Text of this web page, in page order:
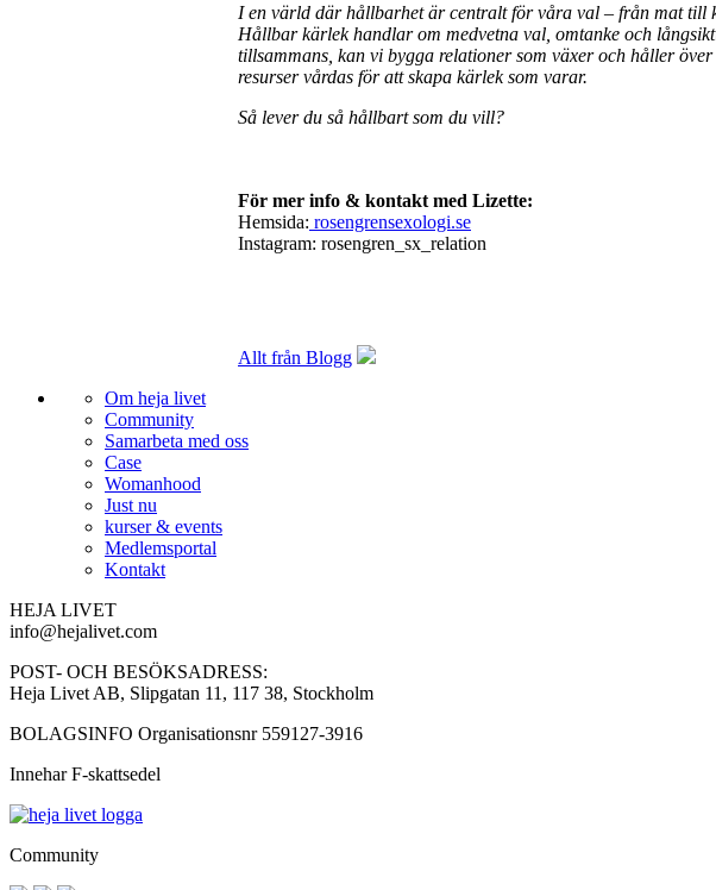
I en värld där hållbarhet är centralt för våra val – från mat till
Hållbar kärlek handlar om medvetna val, omtanke och
tillsammans, kan vi bygga relationer som växer och håller
resurser vårdas för att skapa kärlek som varar.
Så lever du så hållbart som du vill?
För mer info & kontakt med Lizette:
Hemsida: rosengrensexologi.se
Instagram: rosengren_sx_relation
Allt från Blogg
Om heja livet
Community
Samarbeta med oss
Case
Womanhood
Just nu
kurser & events
Medlemsportal
Kontakt
HEJA LIVET
info@hejalivet.com
POST- OCH BESÖKSADRESS:
Heja Livet AB, Slipgatan 11, 117 38, Stockholm
BOLAGSINFO Organisationsnr 559127-3916
Innehar F-skattsedel
Community